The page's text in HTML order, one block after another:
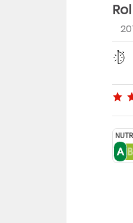
Tiempo
Precio